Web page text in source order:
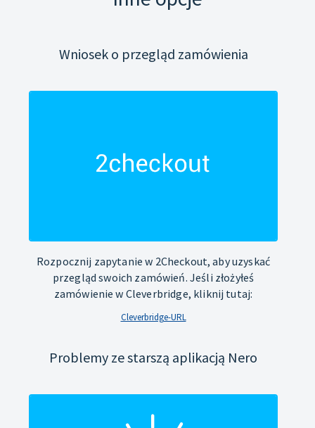
Wniosek o przegląd zamówienia
Rozpocznij zapytanie w 2Checkout, aby uzyskać
przegląd swoich zamówień. Jeśli złożyłeś
zamówienie w Cleverbridge, kliknij tutaj:
Cleverbridge-URL
Problemy ze starszą aplikacją Nero